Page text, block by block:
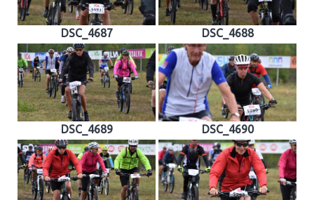
DSC_4687 DSC_4688
DSC_4689 DSC_4690